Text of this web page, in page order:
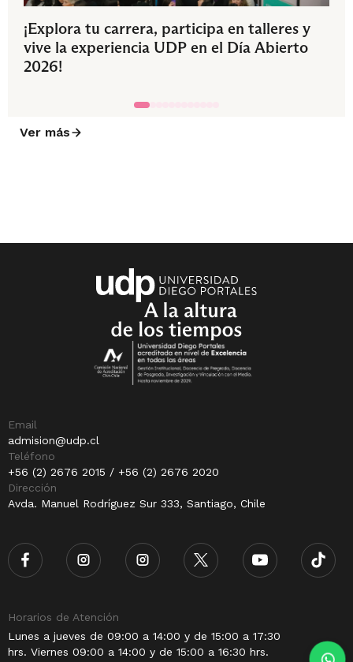
¡Explora tu carrera, participa en talleres y
vive la experiencia UDP en el Día Abierto
2026!
Ver más
Email
admision@udp.cl
Teléfono
+56 (2) 2676 2015 / +56 (2) 2676 2020
Dirección
Avda. Manuel Rodríguez Sur 333, Santiago, Chile
Horarios de Atención
Lunes a jueves de 09:00 a 14:00 y de 15:00 a 17:30
hrs. Viernes 09:00 a 14:00 y de 15:00 a 16:30 hrs.